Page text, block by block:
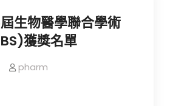
生物醫學聯合學術
獲獎名單
pharm